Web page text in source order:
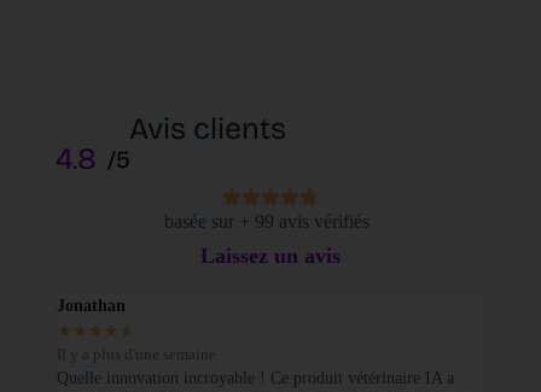
Avis clients
4.8 /5
basée sur + 99 avis vérifiés
Laissez un avis
Jonathan
★ ★ ★ ★ ★
Il y a plus d'une semaine
Quelle innovation incroyable ! Ce produit vétérinaire IA a